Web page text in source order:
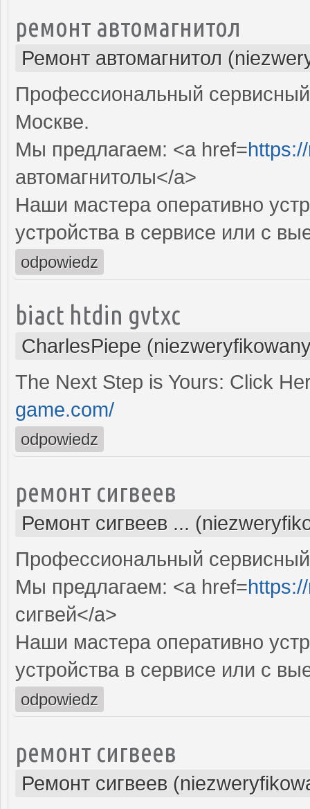
ремонт автомагнитол
Ремонт автомагнитол
Профессиональный
Москве.
Мы предлагаем: <a href=
автомагнитолы</a>
Наши мастера оперативно
устройства в сервисе или с
odpowiedz
biact htdin gvtxc
CharlesPiepe
The Next Step is Yours: Click
game.com/
odpowiedz
ремонт сигвеев
Ремонт сигвеев ...
Профессиональный
Мы предлагаем: <a href=
сигвей</a>
Наши мастера оперативно
устройства в сервисе или с
odpowiedz
ремонт сигвеев
Ремонт сигвеев